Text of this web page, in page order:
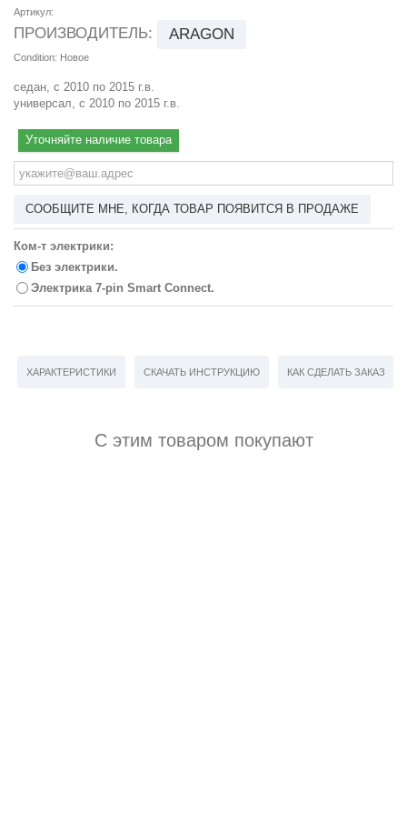
Артикул:
ПРОИЗВОДИТЕЛЬ: ARAGON
Condition: Новое
седан, с 2010 по 2015 г.в.
универсал, с 2010 по 2015 г.в.
Уточняйте наличие товара
СООБЩИТЕ МНЕ, КОГДА ТОВАР ПОЯВИТСЯ В ПРОДАЖЕ
Ком-т электрики:
Без электрики.
Электрика 7-pin Smart Connect.
ХАРАКТЕРИСТИКИ СКАЧАТЬ ИНСТРУКЦИЮ КАК СДЕЛАТЬ ЗАКАЗ
С этим товаром покупают